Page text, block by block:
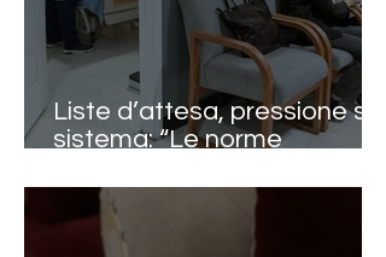
Liste d’attesa, pressione sul
sistema: “Le norme
applicazione e
responsabilità diffuse”